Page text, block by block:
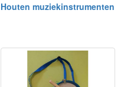
Houten muziekinstrumenten